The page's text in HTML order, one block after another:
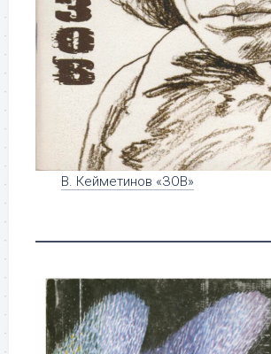
В. Кейметинов «ЗОВ»